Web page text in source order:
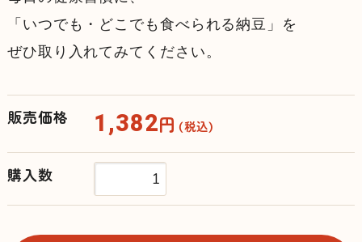
「いつでも・どこでも食べられる納豆」を
ぜひ取り入れてみてください。
販売価格 1,382円 （税込）
購入数